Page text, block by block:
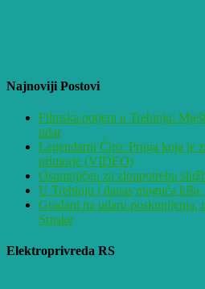
Najnoviji Postovi
Filmska potjera u Trebinju:
udar
Legendarni Ćiro: Pruga koja je
primorje (VIDEO)
Osumnjičen za zloupotrebu
U Trebinju i danas moguća
Građani na udaru poskupljenja,
Srpske
Elektroprivreda RS